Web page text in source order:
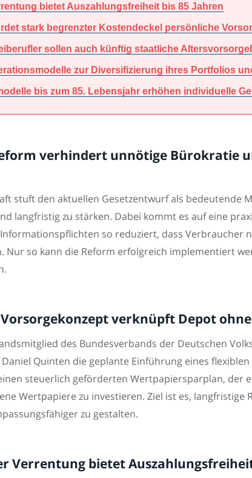
bietet Auszahlungsfreiheit bis 85 Jahren
stark begrenzter Kostendeckel persönliche
sollen auch künftig staatliche
zur Diversifizierung ihres Portfolios
bis zum 85. Lebensjahr erhöhen individuelle
verhindert unnötige Bürokratie
stuft den aktuellen Gesetzentwurf als bedeutende
langfristig zu stärken. Dabei kommt es auf eine
so reduziert, dass Verbraucher
Nur so kann die Reform erfolgreich implementiert
verknüpft Depot
des Bundesverbands der Deutschen
Quinten die geplante Einführung eines
steuerlich geförderten Wertpapiersparplan, der
Wertpapiere zu investieren. Ziel ist es,
zu gestalten.
Verrentung bietet